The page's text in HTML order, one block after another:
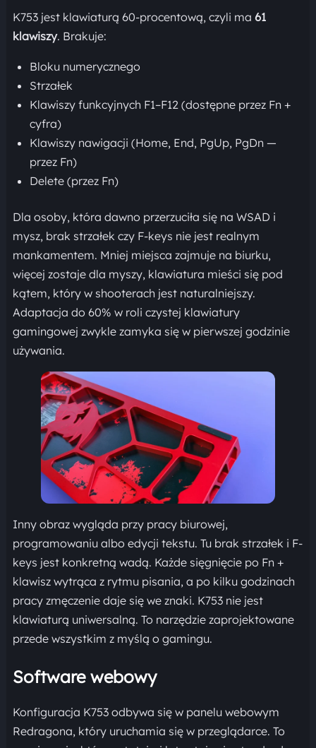
K753 jest klawiaturą 60-procentową, czyli ma 61
klawiszy. Brakuje:
Bloku numerycznego
Strzałek
Klawiszy funkcyjnych F1–F12 (dostępne przez Fn +
cyfra)
Klawiszy nawigacji (Home, End, PgUp, PgDn —
przez Fn)
Delete (przez Fn)
Dla osoby, która dawno przerzuciła się na WSAD i
mysz, brak strzałek czy F-keys nie jest realnym
mankamentem. Mniej miejsca zajmuje na biurku,
więcej zostaje dla myszy, klawiatura mieści się pod
kątem, który w shooterach jest naturalniejszy.
Adaptacja do 60% w roli czystej klawiatury
gamingowej zwykle zamyka się w pierwszej godzinie
używania.
Inny obraz wygląda przy pracy biurowej,
programowaniu albo edycji tekstu. Tu brak strzałek i F-
keys jest konkretną wadą. Każde sięgnięcie po Fn +
klawisz wytrąca z rytmu pisania, a po kilku godzinach
pracy zmęczenie daje się we znaki. K753 nie jest
klawiaturą uniwersalną. To narzędzie zaprojektowane
przede wszystkim z myślą o gamingu.
Software webowy
Konfiguracja K753 odbywa się w panelu webowym
Redragona, który uruchamia się w przeglądarce. To